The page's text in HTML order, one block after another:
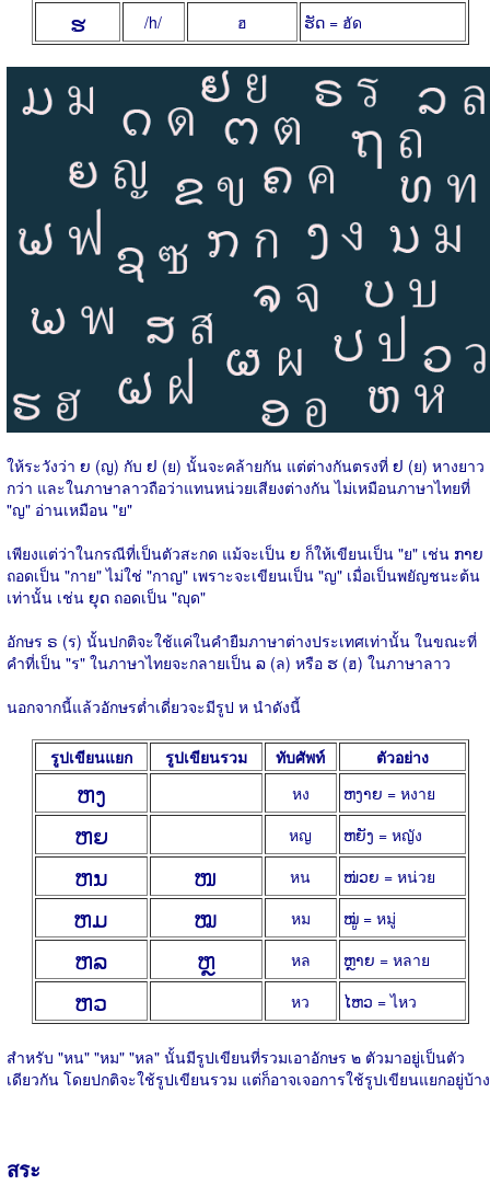
ຮ /h/ ฮ ຮັດ = ฮัด
ให้ระวังว่า ຍ (ญ) กับ ຢ (ย) นั้นจะคล้ายกัน แต่ต่างกันตรงที่ ຢ (ย) หางยาว
กว่า และในภาษาลาวถือว่าแทนหน่วยเสียงต่างกัน ไม่เหมือนภาษาไทยที่
"ญ" อ่านเหมือน "ย"
เพียงแต่ว่าในกรณีที่เป็นตัวสะกด แม้จะเป็น ຍ ก็ให้เขียนเป็น "ย" เช่น ກາຍ
ถอดเป็น "กาย" ไม่ใช่ "กาญ" เพราะจะเขียนเป็น "ญ" เมื่อเป็นพยัญชนะต้น
เท่านั้น เช่น ຍຸດ ถอดเป็น "ญุด"
อักษร ຣ (ร) นั้นปกติจะใช้แค่ในคำยืมภาษาต่างประเทศเท่านั้น ในขณะที่
คำที่เป็น "ร" ในภาษาไทยจะกลายเป็น ລ (ล) หรือ ຮ (ฮ) ในภาษาลาว
นอกจากนี้แล้วอักษรต่ำเดี่ยวจะมีรูป ห นำดังนี้
รูปเขียนแยก รูปเขียนรวม ทับศัพท์ ตัวอย่าง
ຫງ หง ຫງາຍ = หงาย
ຫຍ หญ ຫຍັງ = หญัง
ຫນ ໜ หน ໜ່ວຍ = หน่วย
ຫມ ໝ หม ໝູ່ = หมู่
ຫລ ຫຼ หล ຫຼາຍ = หลาย
ຫວ หว ໄຫວ = ไหว
สำหรับ "หน" "หม" "หล" นั้นมีรูปเขียนที่รวมเอาอักษร ๒ ตัวมาอยู่เป็นตัว
เดียวกัน โดยปกติจะใช้รูปเขียนรวม แต่ก็อาจเจอการใช้รูปเขียนแยกอยู่บ้าง
สระ